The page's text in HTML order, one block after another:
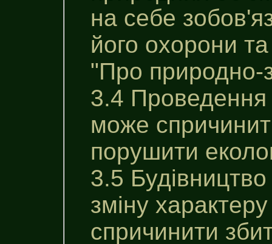
на себе
його охорони
"Про
3.4 Проведення
може
порушити
3.5
зміну
спричинити